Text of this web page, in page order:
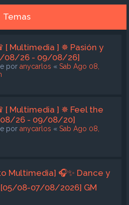
Temas
[ Multimedia ] ✵ Pasión y
08/26 - 09/08/26]
por anycarlos « Sab Ago 08,
[ Multimedia ] ✵ Feel the
26 - 09/08/20]
por anycarlos « Sab Ago 08,
Multimedia] 🎧✨ Dance y
[05/08-07/08/2026] GM